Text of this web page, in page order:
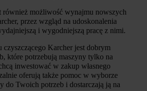
również możliwość wynajmu nowszych
przez wzgląd na udoskonalenia
i wygodniejszą pracę z nimi.
czyszczącego Karcher jest dobrym
które potrzebują maszyny tylko na
inwestować w zakup własnego
oferują także pomoc w wyborze
do Twoich potrzeb i dostarczają ją na